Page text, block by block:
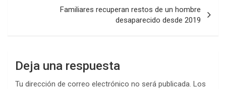
Familiares recuperan restos de un hombre
desaparecido desde 2019
Deja una respuesta
Tu dirección de correo electrónico no será publicada. Los